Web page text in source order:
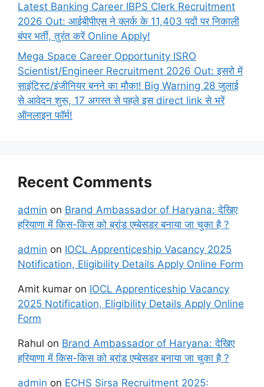
Latest Banking Career IBPS Clerk Recruitment
2026 Out: आईबीपीएस ने क्लर्क के 11,403 पदों पर निकाली
बंपर भर्ती, तुरंत करें Online Apply!
Mega Space Career Opportunity ISRO
Scientist/Engineer Recruitment 2026 Out: इसरो में
साइंटिस्ट/इंजीनियर बनने का मौका! Big Warning 28 जुलाई
से आवेदन शुरू, 17 अगस्त से पहले इस direct link से भरें
ऑनलाइन फॉर्म!
Recent Comments
admin on Brand Ambassador of Haryana: देखिए
हरियाणा में किस-किस को ब्रांड एम्बेसडर बनाया जा चुका है ?
admin on IOCL Apprenticeship Vacancy 2025
Notification, Eligibility Details Apply Online Form
Amit kumar on IOCL Apprenticeship Vacancy
2025 Notification, Eligibility Details Apply Online
Form
Rahul on Brand Ambassador of Haryana: देखिए
हरियाणा में किस-किस को ब्रांड एम्बेसडर बनाया जा चुका है ?
admin on ECHS Sirsa Recruitment 2025: